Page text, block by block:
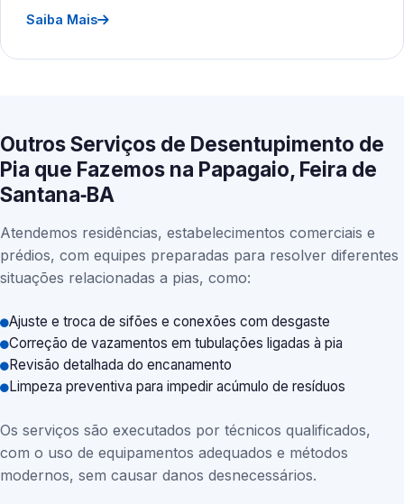
Saiba Mais
Outros Serviços de Desentupimento de
Pia que Fazemos na Papagaio, Feira de
Santana‑BA
Atendemos residências, estabelecimentos comerciais e
prédios, com equipes preparadas para resolver diferentes
situações relacionadas a pias, como:
Ajuste e troca de sifões e conexões com desgaste
Correção de vazamentos em tubulações ligadas à pia
Revisão detalhada do encanamento
Limpeza preventiva para impedir acúmulo de resíduos
Os serviços são executados por técnicos qualificados,
com o uso de equipamentos adequados e métodos
modernos, sem causar danos desnecessários.